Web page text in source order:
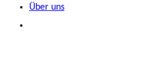
Über uns